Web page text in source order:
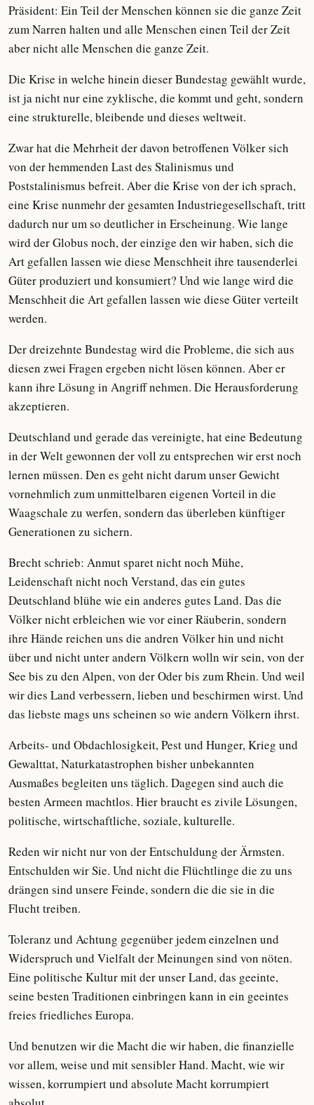
Präsident: Ein Teil der Menschen können sie die ganze Zeit
zum Narren halten und alle Menschen einen Teil der Zeit
aber nicht alle Menschen die ganze Zeit.
Die Krise in welche hinein dieser Bundestag gewählt wurde,
ist ja nicht nur eine zyklische, die kommt und geht, sondern
eine strukturelle, bleibende und dieses weltweit.
Zwar hat die Mehrheit der davon betroffenen Völker sich
von der hemmenden Last des Stalinismus und
Poststalinismus befreit. Aber die Krise von der ich sprach,
eine Krise nunmehr der gesamten Industriegesellschaft, tritt
dadurch nur um so deutlicher in Erscheinung. Wie lange
wird der Globus noch, der einzige den wir haben, sich die
Art gefallen lassen wie diese Menschheit ihre tausenderlei
Güter produziert und konsumiert? Und wie lange wird die
Menschheit die Art gefallen lassen wie diese Güter verteilt
werden.
Der dreizehnte Bundestag wird die Probleme, die sich aus
diesen zwei Fragen ergeben nicht lösen können. Aber er
kann ihre Lösung in Angriff nehmen. Die Herausforderung
akzeptieren.
Deutschland und gerade das vereinigte, hat eine Bedeutung
in der Welt gewonnen der voll zu entsprechen wir erst noch
lernen müssen. Den es geht nicht darum unser Gewicht
vornehmlich zum unmittelbaren eigenen Vorteil in die
Waagschale zu werfen, sondern das überleben künftiger
Generationen zu sichern.
Brecht schrieb: Anmut sparet nicht noch Mühe,
Leidenschaft nicht noch Verstand, das ein gutes
Deutschland blühe wie ein anderes gutes Land. Das die
Völker nicht erbleichen wie vor einer Räuberin, sondern
ihre Hände reichen uns die andren Völker hin und nicht
über und nicht unter andern Völkern wolln wir sein, von der
See bis zu den Alpen, von der Oder bis zum Rhein. Und weil
wir dies Land verbessern, lieben und beschirmen wirst. Und
das liebste mags uns scheinen so wie andern Völkern ihrst.
Arbeits- und Obdachlosigkeit, Pest und Hunger, Krieg und
Gewalttat, Naturkatastrophen bisher unbekannten
Ausmaßes begleiten uns täglich. Dagegen sind auch die
besten Armeen machtlos. Hier braucht es zivile Lösungen,
politische, wirtschaftliche, soziale, kulturelle.
Reden wir nicht nur von der Entschuldung der Ärmsten.
Entschulden wir Sie. Und nicht die Flüchtlinge die zu uns
drängen sind unsere Feinde, sondern die die sie in die
Flucht treiben.
Toleranz und Achtung gegenüber jedem einzelnen und
Widerspruch und Vielfalt der Meinungen sind von nöten.
Eine politische Kultur mit der unser Land, das geeinte,
seine besten Traditionen einbringen kann in ein geeintes
freies friedliches Europa.
Und benutzen wir die Macht die wir haben, die finanzielle
vor allem, weise und mit sensibler Hand. Macht, wie wir
wissen, korrumpiert und absolute Macht korrumpiert